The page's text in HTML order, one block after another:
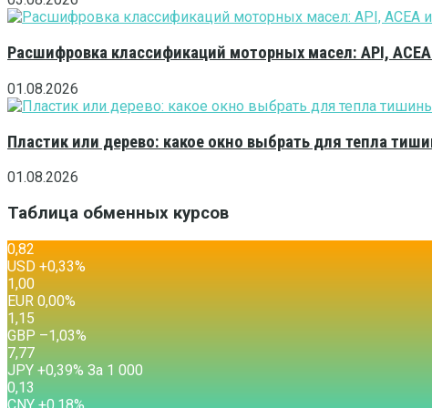
Расшифровка классификаций моторных масел: API,
01.08.2026
Пластик или дерево: какое окно выбрать для тепла
01.08.2026
Таблица обменных курсов
0,82
USD +0,33%
1,00
EUR 0,00%
1,15
GBP –1,03%
7,77
JPY +0,39% За 1 000
0,13
CNY +0,18%